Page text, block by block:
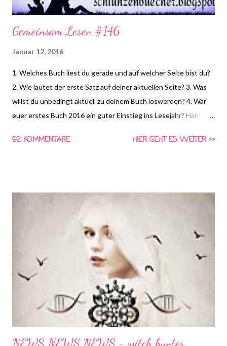
Gemeinsam Lesen #146
Januar 12, 2016
1. Welches Buch liest du gerade und auf welcher Seite bist du?
2. Wie lautet der erste Satz auf deiner aktuellen Seite? 3. Was
willst du unbedingt aktuell zu deinem Buch loswerden? 4. War
euer erstes Buch 2016 ein guter Einstieg ins Lesejahr? Habt ihr
schon die Frage für nächste Woche anschauen und Vorschläge
Dienstags bei Steffi & Nadja von Schlunzen-Bücher statt.
Die Fragen dürfen auch nach Dienstag noch beantwortet
werden. Bitte benutzt bei einer Teilnahme das Gemeinsam-
Lesen Logo!
92 KOMMENTARE HIER GEHT ES WEITER >>